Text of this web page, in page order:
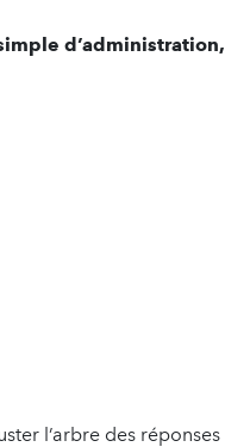
d’administration,
l’arbre des réponses